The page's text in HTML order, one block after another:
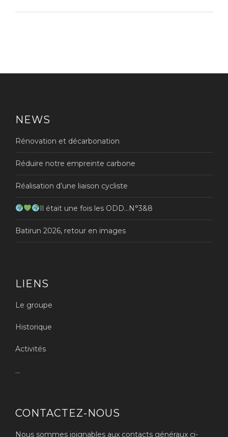
NEWS
Rénovation et décarbonation
Réduire notre empreinte carbone
Réalisation d’une liaison cycliste
Il était une fois les ODD…N°3&8
Batirun 2026, retour en images
LIENS
Le groupe
Historique
Activités
...
CONTACTEZ-NOUS
Nous sommes joignables aux contacts généraux ci-